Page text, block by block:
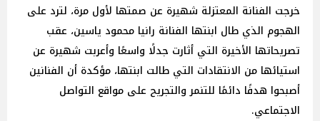
خرجت الفنانة المعتزلة شهيرة عن صمتها لأول مرة، لترد على
الهجوم الذي طال ابنتها الفنانة رانيا محمود ياسين، عقب
تصريحاتها الأخيرة التي أثارت جدلًا واسعًا وأعربت شهيرة عن
استيائها من الانتقادات التي طالت ابنتها، مؤكدة أن الفنانين
أصبحوا هدفًا دائمًا للتنمر والتجريح على مواقع التواصل
الاجتماعي.